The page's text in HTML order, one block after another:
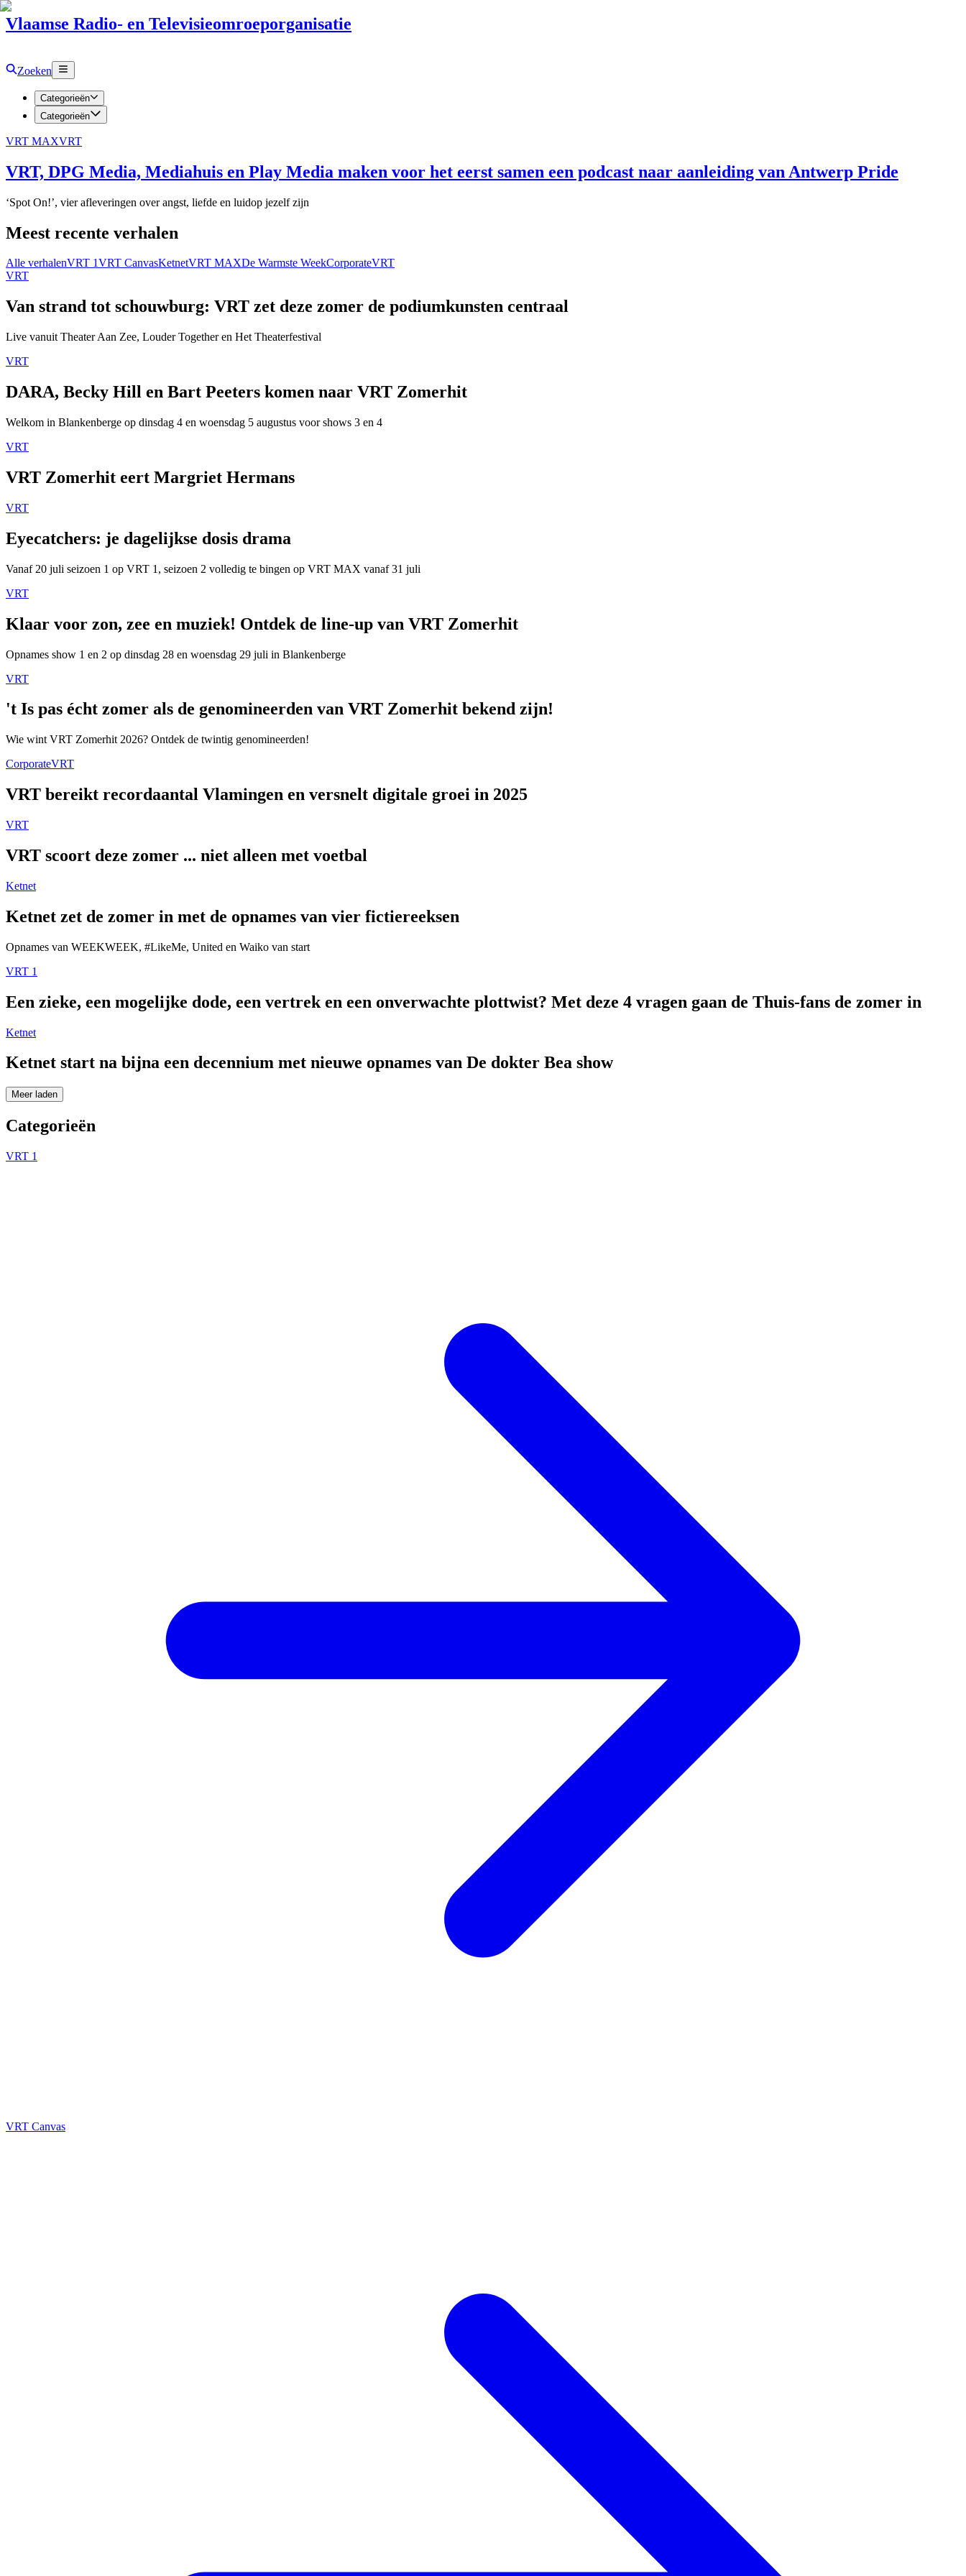
Vlaamse Radio- en Televisieomroeporganisatie
Zoeken
Categorieën
Categorieën
VRT MAXVRT
VRT, DPG Media, Mediahuis en Play Media maken voor het eerst samen een podcast naar aanleiding van Antwerp Pride
‘Spot On!’, vier afleveringen over angst, liefde en luidop jezelf zijn
Meest recente verhalen
Alle verhalenVRT 1VRT CanvasKetnetVRT MAXDe Warmste WeekCorporateVRT
VRT
Van strand tot schouwburg: VRT zet deze zomer de podiumkunsten centraal
Live vanuit Theater Aan Zee, Louder Together en Het Theaterfestival
VRT
DARA, Becky Hill en Bart Peeters komen naar VRT Zomerhit
Welkom in Blankenberge op dinsdag 4 en woensdag 5 augustus voor shows 3 en 4
VRT
VRT Zomerhit eert Margriet Hermans
VRT
Eyecatchers: je dagelijkse dosis drama
Vanaf 20 juli seizoen 1 op VRT 1, seizoen 2 volledig te bingen op VRT MAX vanaf 31 juli
VRT
Klaar voor zon, zee en muziek! Ontdek de line-up van VRT Zomerhit
Opnames show 1 en 2 op dinsdag 28 en woensdag 29 juli in Blankenberge
VRT
't Is pas écht zomer als de genomineerden van VRT Zomerhit bekend zijn!
Wie wint VRT Zomerhit 2026? Ontdek de twintig genomineerden!
CorporateVRT
VRT bereikt recordaantal Vlamingen en versnelt digitale groei in 2025
VRT
VRT scoort deze zomer ... niet alleen met voetbal
Ketnet
Ketnet zet de zomer in met de opnames van vier fictiereeksen
Opnames van WEEKWEEK, #LikeMe, United en Waiko van start
VRT 1
Een zieke, een mogelijke dode, een vertrek en een onverwachte plottwist? Met deze 4 vragen gaan de Thuis-fans de zomer in
Ketnet
Ketnet start na bijna een decennium met nieuwe opnames van De dokter Bea show
Meer laden
Categorieën
VRT 1
VRT Canvas